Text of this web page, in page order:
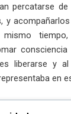
percatarse
y
tiempo,
liberarse y
en